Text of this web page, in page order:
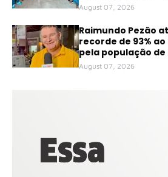
August 07, 2026
Raimundo Pezão
recorde de 93%
pela população de
August 07, 2026